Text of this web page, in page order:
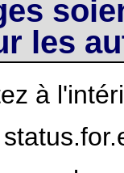
les
à